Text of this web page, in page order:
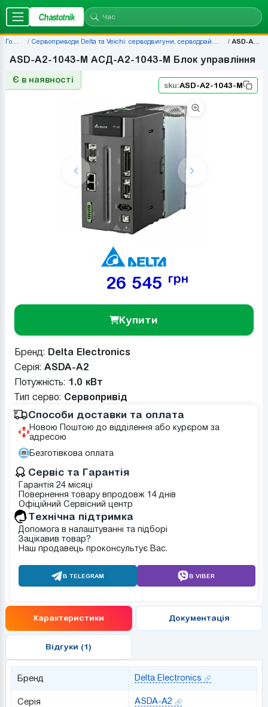
Chastotnik
Головна Сервоприводи Delta та Veichi: серводвигуни, серводрайвери, комплекти — ціни | Chastotnik.ua ASD-A2-1043-M
ASD-A2-1043-M АСД-A2-1043-M Блок управління
Є в наявності
sku:ASD-A2-1043-M
26 545 грн
Купити
Бренд: Delta Electronics
Серія: ASDA-A2
Потужність: 1.0 кВт
Тип серво: Сервопривід
Способи доставки та оплата
Новою Поштою до відділення або курєром за
адресою
Безготівкова оплата
Сервіс та Гарантія
Гарантія 24 місяці
Повернення товару впродовж 14 днів
Офіційний Сервісний центр
Tехнічна підтримка
Допомога в налаштуванні та підборі
Зацікавив товар?
Наш продавець проконсультує Вас.
В TELEGRAM В VIBER
Характеристики Документація
Відгуки (1)
Бренд Delta Electronics
Серія ASDA-A2